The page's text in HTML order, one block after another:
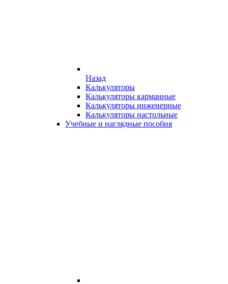
Назад
Калькуляторы
Калькуляторы карманные
Калькуляторы инженерные
Калькуляторы настольные
Учебные и наглядные пособия